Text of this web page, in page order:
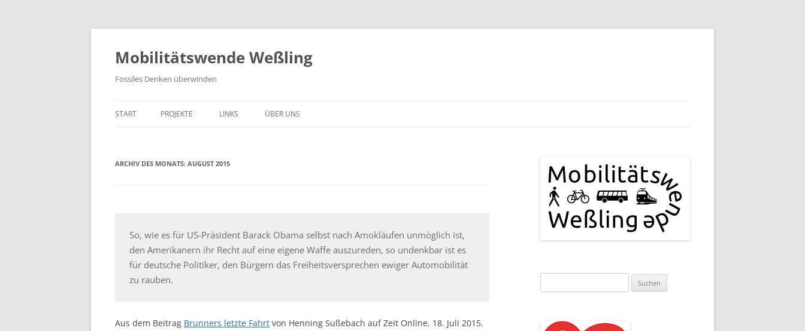
Zum
springen
Mobilitätswende Weßling
Fossiles Denken überwinden
START PROJEKTE
MOBILITÄTSTAG
CARSHARING
TEMPO 30
BORDSTEINABSENKUNGEN
LINKS ÜBER UNS
ARCHIV DES MONATS: AUGUST 2015
So, wie es für US-Präsident Barack Obama selbst nach Amokläufen unmöglich ist,
den Amerikanern ihr Recht auf eine eigene Waffe auszureden, so undenkbar ist es
für deutsche Politiker, den Bürgern das Freiheitsversprechen ewiger Automobilität
zu rauben.
Aus dem Beitrag Brunners letzte Fahrt von Henning Sußebach auf Zeit Online, 18. Juli 2015.
nach: